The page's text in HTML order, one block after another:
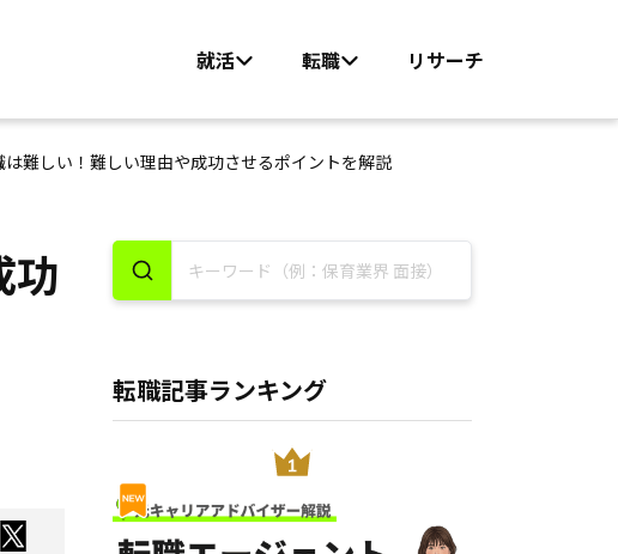
就活 転職 リサーチ
難しい！難しい理由や成功させるポイントを解説
功
転職記事ランキング